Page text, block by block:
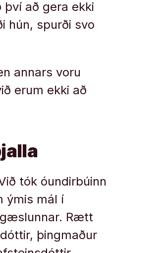
því að gera ekki
hún, spurði svo
annars voru
erum ekki að
tók óundirbúinn
ýmis mál í
Rætt
þingmaður